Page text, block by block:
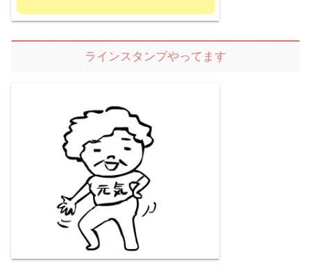
ラインスタンプやってます